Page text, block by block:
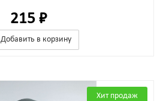
215 ₽
Добавить в корзину
Хит продаж